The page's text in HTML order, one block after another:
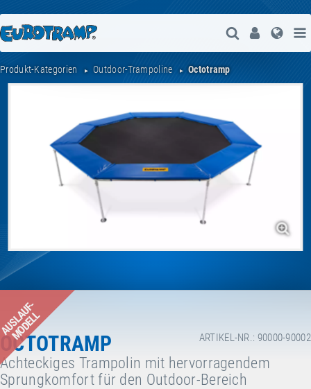
Suche
User
Produkt-Kategorien Outdoor-Trampoline Octotramp
MODELL ARTIKEL-NR.: 90000-90002
OCTOTRAMP
Achteckiges Trampolin mit hervorragendem
Sprungkomfort für den Outdoor-Bereich